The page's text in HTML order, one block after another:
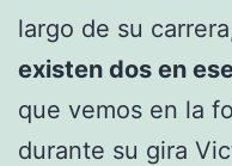
largo de su
existen dos en
que vemos en la
durante su gira